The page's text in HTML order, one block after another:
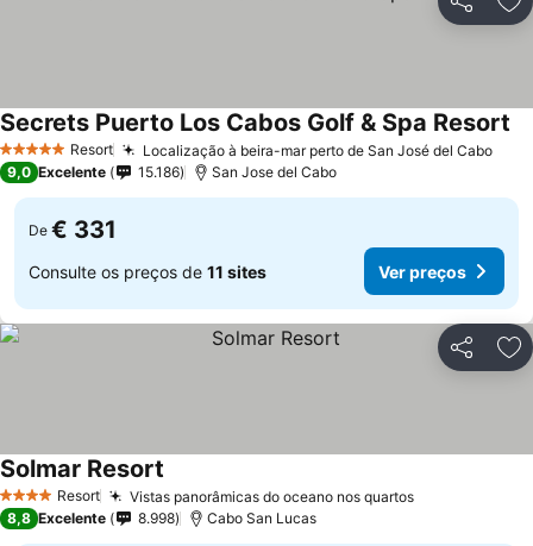
Partilhar
5 Estrelas Resort Localização à beira-mar perto de San José del Cabo
Secrets Puerto Los Cabos Golf & Spa Resort
9,0 Excelente 15.186 San Jose del Cabo
De € 331
Consulte os preços de 11 sites Ver preços
Partilhar
4 EstrelasResort Vistas panorâmicas do oceano nos quartos
Solmar Resort
8,8 Excelente 8.998 Cabo San Lucas